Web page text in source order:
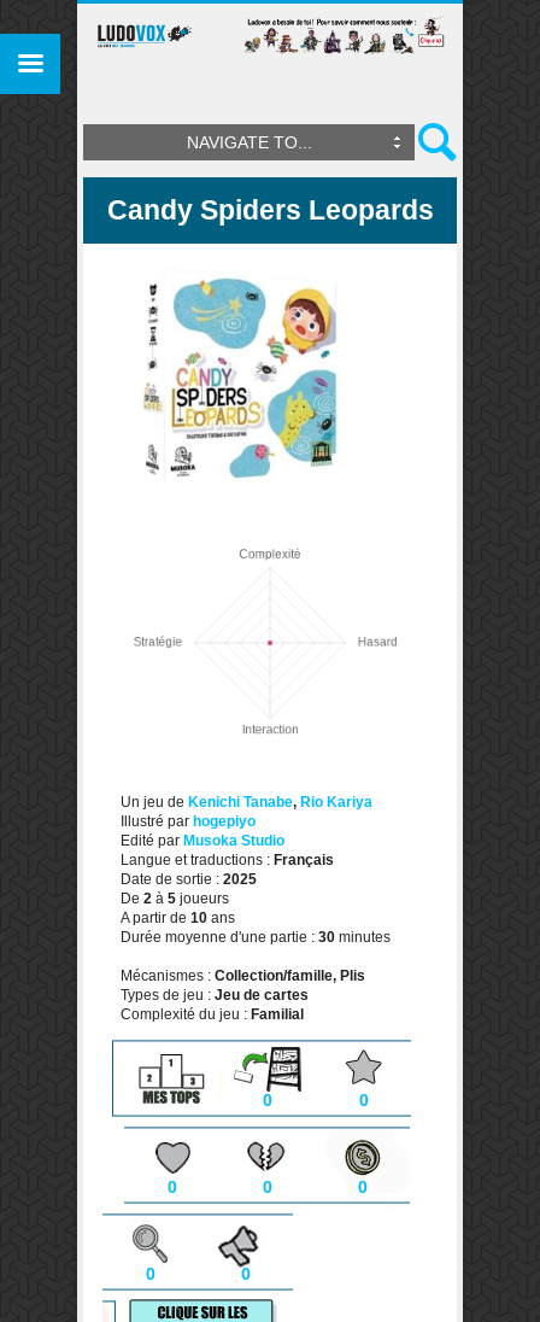
NAVIGATE TO...
Candy Spiders Leopards
Un jeu de Kenichi Tanabe, Rio Kariya
Illustré par hogepiyo
Edité par Musoka Studio
Langue et traductions : Français
Date de sortie : 2025
De 2 à 5 joueurs
A partir de 10 ans
Durée moyenne d'une partie : 30 minutes
Mécanismes : Collection/famille, Plis
Types de jeu : Jeu de cartes
Complexité du jeu : Familial
0 0
0 0 0
0 0